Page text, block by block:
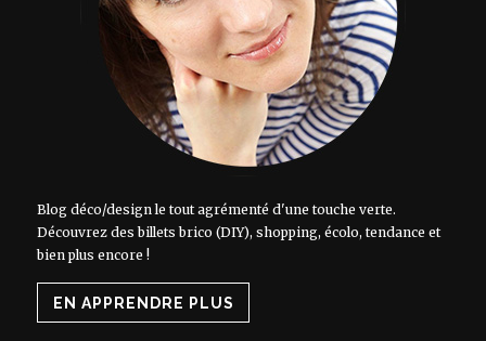
Blog déco/design le tout agrémenté d'une touche verte.
Découvrez des billets brico (DIY), shopping, écolo, tendance et
bien plus encore !
EN APPRENDRE PLUS